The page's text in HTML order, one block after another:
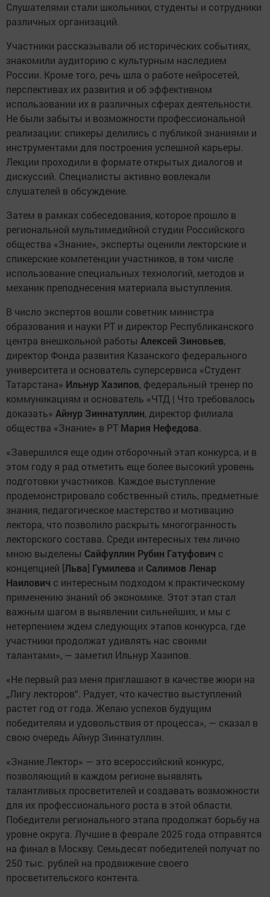
Слушателями стали школьники, студенты и сотрудники
различных организаций.
Участники рассказывали об исторических событиях,
знакомили аудиторию с культурным наследием
России. Кроме того, речь шла о работе нейросетей,
перспективах их развития и об эффективном
использовании их в различных сферах деятельности.
Не были забыты и возможности профессиональной
реализации: спикеры делились с публикой знаниями и
инструментами для построения успешной карьеры.
Лекции проходили в формате открытых диалогов и
дискуссий. Специалисты активно вовлекали
слушателей в обсуждение.
Затем в рамках собеседования, которое прошло в
региональной мультимедийной студии Российского
общества «Знание», эксперты оценили лекторские и
спикерские компетенции участников, в том числе
использование специальных технологий, методов и
механик преподнесения материала выступления.
В число экспертов вошли советник министра
образования и науки РТ и директор Республиканского
центра внешкольной работы Алексей Зиновьев,
директор Фонда развития Казанского федерального
университета и основатель суперсервиса «Студент
Татарстана» Ильнур Хазипов, федеральный тренер по
коммуникациям и основатель «ЧТД | Что требовалось
доказать» Айнур Зиннатуллин, директор филиала
общества «Знание» в РТ Мария Нефедова.
«Завершился еще один отборочный этап конкурса, и в
этом году я рад отметить еще более высокий уровень
подготовки участников. Каждое выступление
продемонстрировало собственный стиль, предметные
знания, педагогическое мастерство и мотивацию
лектора, что позволило раскрыть многогранность
лекторского состава. Среди интересных тем лично
мною выделены Сайфуллин Рубин Гатуфович с
концепцией [Льва] Гумилева и Салимов Ленар
Наилович с интересным подходом к практическому
применению знаний об экономике. Этот этап стал
важным шагом в выявлении сильнейших, и мы с
нетерпением ждем следующих этапов конкурса, где
участники продолжат удивлять нас своими
талантами», — заметил Ильнур Хазипов.
«Не первый раз меня приглашают в качестве жюри на
„Лигу лекторов“. Радует, что качество выступлений
растет год от года. Желаю успехов будущим
победителям и удовольствия от процесса», — сказал в
свою очередь Айнур Зиннатуллин.
«Знание.Лектор» — это всероссийский конкурс,
позволяющий в каждом регионе выявлять
талантливых просветителей и создавать возможности
для их профессионального роста в этой области.
Победители регионального этапа продолжат борьбу на
уровне округа. Лучшие в феврале 2025 года отправятся
на финал в Москву. Семьдесят победителей получат по
250 тыс. рублей на продвижение своего
просветительского контента.